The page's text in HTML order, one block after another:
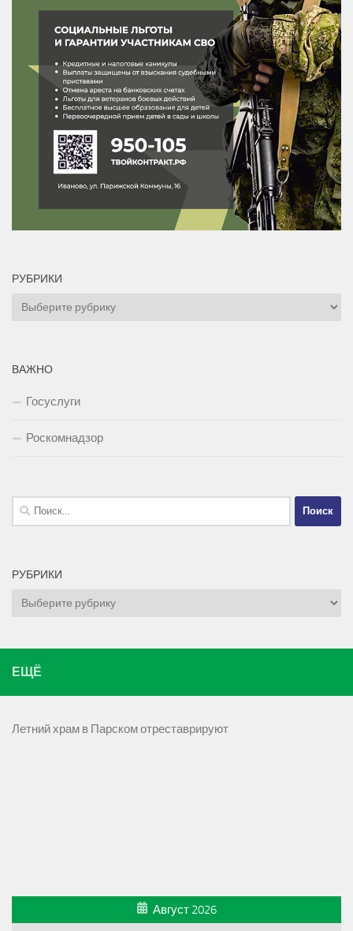
РУБРИКИ
Рубрики
ВАЖНО
Госуслуги
Роскомнадзор
Найти:
РУБРИКИ
Рубрики
ЕЩЁ
Летний храм в Парском отреставрируют
Август 2026